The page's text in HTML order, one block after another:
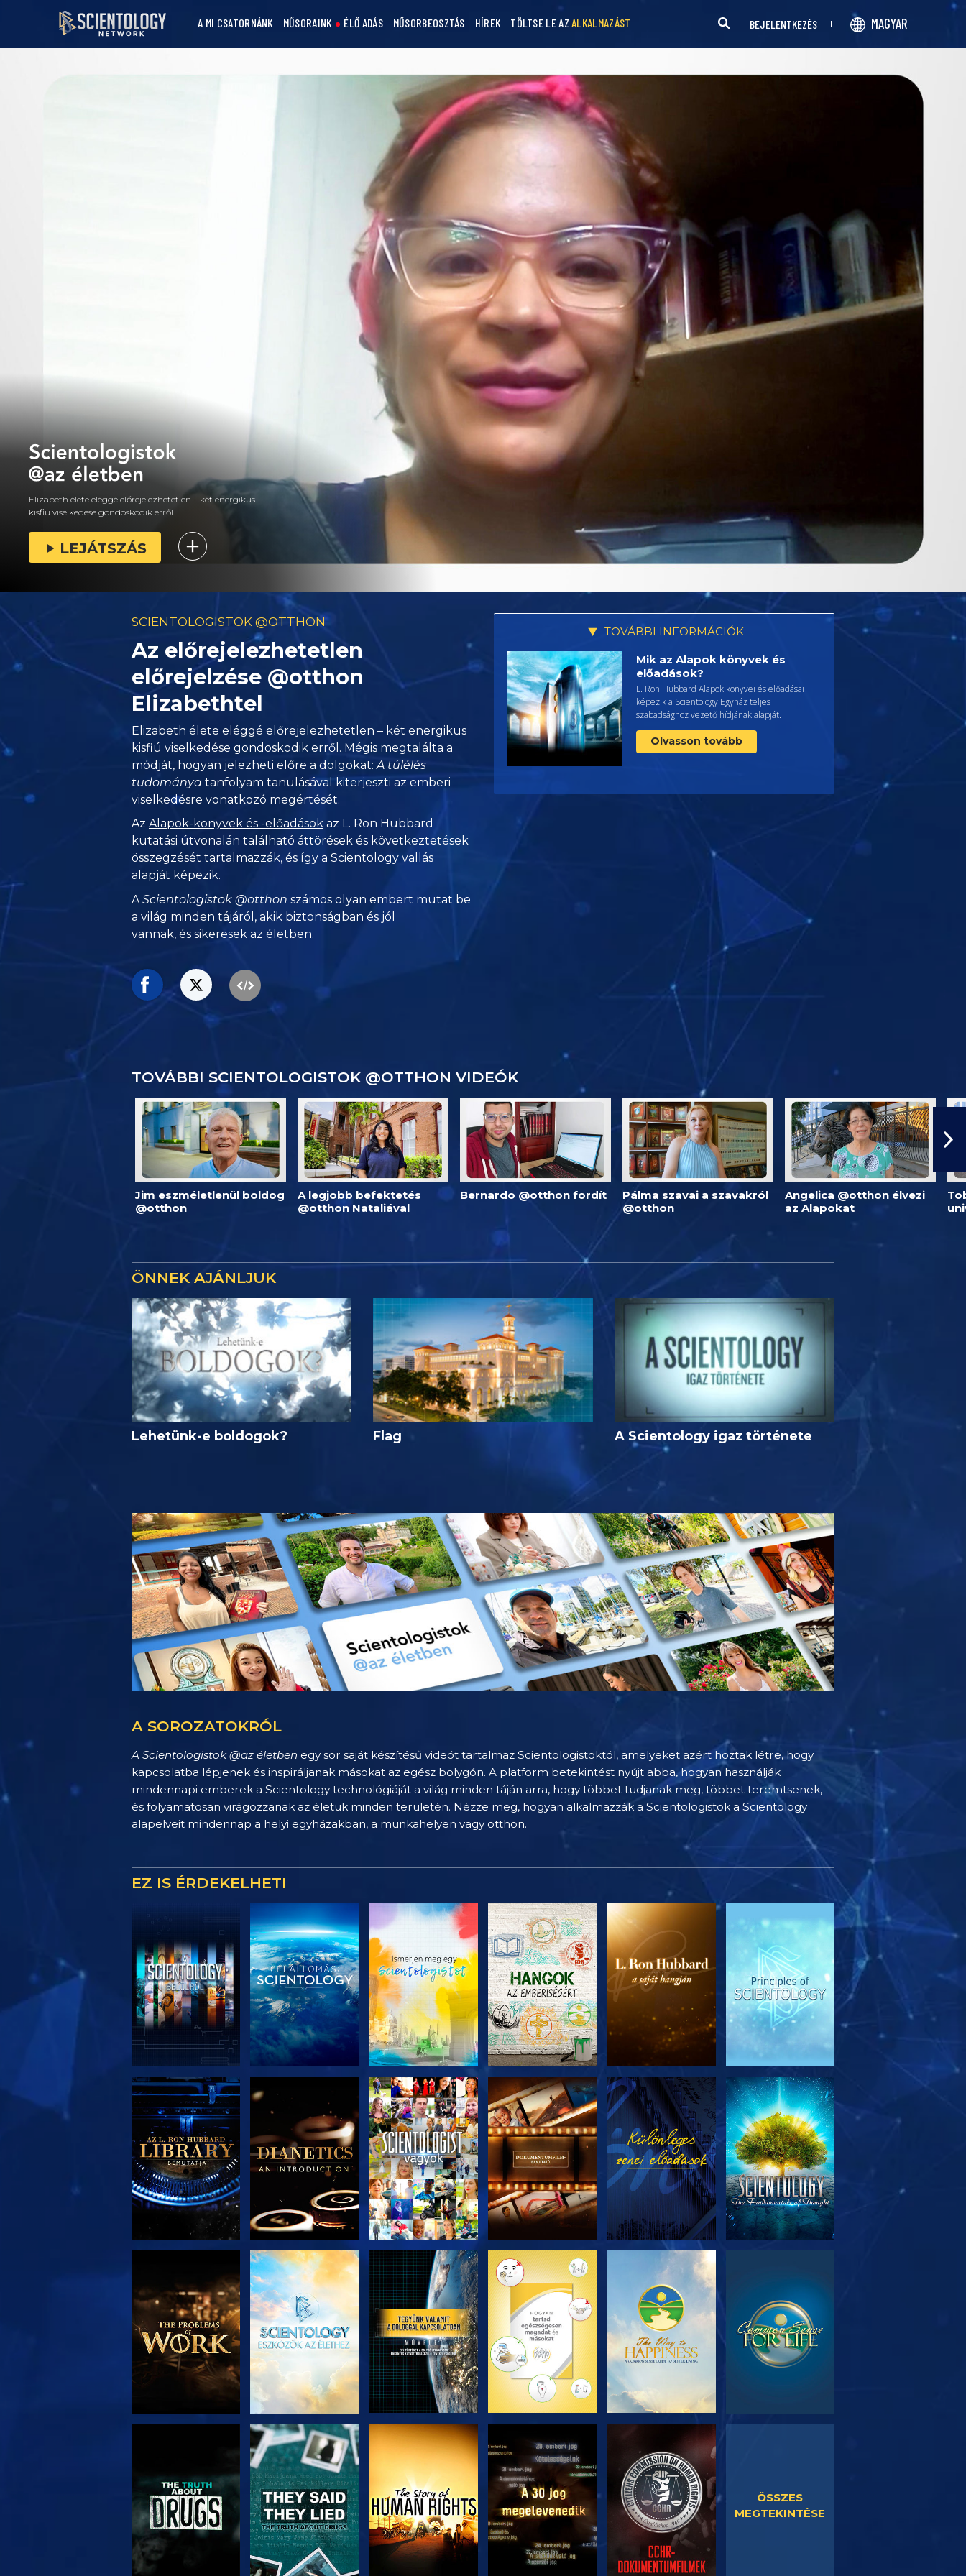
A MI CSATORNÁNK MŰSORAINK ÉLŐ ADÁS MŰSORBEOSZTÁS HÍREK TÖLTSE LE AZALKALMAZÁST BEJELENTKEZÉS MAGYAR
Elizabeth élete eléggé előrejelezhetetlen – két energikus
kisfiú viselkedése gondoskodik erről.
LEJÁTSZÁS
SCIENTOLOGISTOK @OTTHON
Az előrejelezhetetlen
előrejelzése @otthon
Elizabethtel
Elizabeth élete eléggé előrejelezhetetlen – két energikus
kisfiú viselkedése gondoskodik erről. Mégis megtalálta a
módját, hogyan jelezheti előre a dolgokat:A túlélés
tudománya tanfolyam tanulásával kiterjeszti az emberi
viselkedésre vonatkozó megértését.
AzAlapok-könyvek és -előadások az L. Ron Hubbard
kutatási útvonalán található áttörések és következtetések
összegzését tartalmazzák, és így a Scientology vallás
alapját képezik.
AScientologistok @otthon számos olyan embert mutat be
a világ minden tájáról, akik biztonságban és jól
vannak, és sikeresek az életben.
TOVÁBBI INFORMÁCIÓK
Mik az Alapok könyvek és
előadások?
L. Ron Hubbard Alapok könyvei és előadásai
képezik a Scientology Egyház teljes
szabadsághoz vezető hídjának alapját.
Olvasson tovább
TOVÁBBI SCIENTOLOGISTOK @OTTHON VIDEÓK
Jim eszméletlenül boldog
@otthon
A legjobb befektetés
@otthon Nataliával
Bernardo @otthon fordít
Pálma szavai a szavakról
@otthon
Angelica @otthon élvezi
az Alapokat
ÖNNEK AJÁNLJUK
Lehetünk-e boldogok? Flag A Scientology igaz története
A SOROZATOKRÓL
A Scientologistok @az életben egy sor saját készítésű videót tartalmaz Scientologistoktól, amelyeket azért hoztak létre, hogy
kapcsolatba lépjenek és inspiráljanak másokat az egész bolygón. A platform betekintést nyújt abba, hogyan használják
mindennapi emberek a Scientology technológiáját a világ minden táján arra, hogy többet tudjanak meg, többet teremtsenek,
és folyamatosan virágozzanak az életük minden területén. Nézze meg, hogyan alkalmazzák a Scientologistok a Scientology
alapelveit mindennap a helyi egyházakban, a munkahelyen vagy otthon.
EZ IS ÉRDEKELHETI
A SOROZAT
RÉSZEI
A SOROZAT
RÉSZEI
A SOROZAT
RÉSZEI
A SOROZAT
RÉSZEI
A SOROZAT
RÉSZEI
MŰSORNÉZÉS
A SOROZAT
RÉSZEI
MŰSORNÉZÉS
A SOROZAT
RÉSZEI
A SOROZAT
RÉSZEI
A SOROZAT
RÉSZEI
MŰSORNÉZÉS MŰSORNÉZÉS MŰSORNÉZÉS MŰSORNÉZÉS
ÖSSZES
MEGTEKINTÉSE